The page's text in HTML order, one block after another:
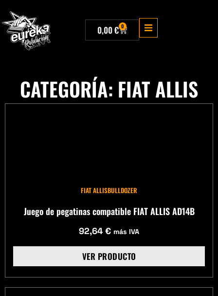
0,00€ 0
CATEGORÍA: FIAT ALLIS
FIAT ALLISBULLDOZER
Juego de pegatinas compatible FIAT ALLIS AD14B
92,64 € más IVA
VER PRODUCTO